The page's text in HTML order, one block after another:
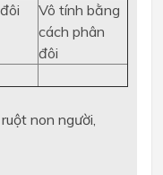
Vô tính bằng
cách phân
đôi
non người,